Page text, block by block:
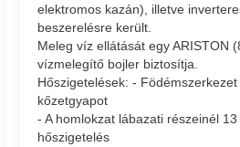
elektromos kazán), illetve
beszerelésre került.
Meleg víz ellátását egy ARISTON
vízmelegítő bojler biztosítja.
Hőszigetelések: -
kőzetgyapot
- A homlokzat lábazati részeinél
hőszigetelés